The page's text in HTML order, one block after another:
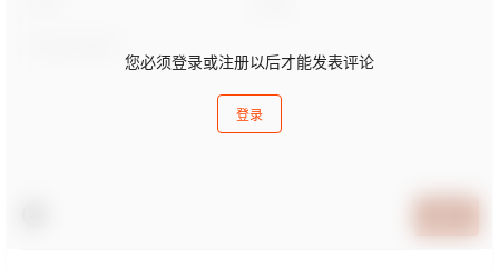
您必须登录或注册以后才能发表评论
登录